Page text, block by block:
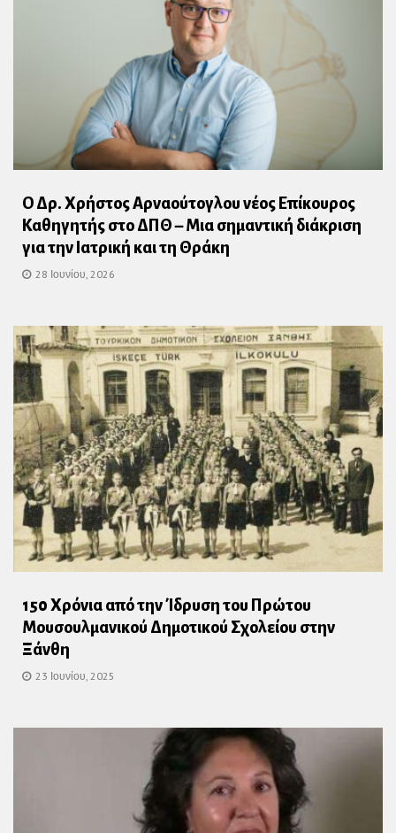
Ο Δρ. Χρήστος Αρναούτογλου νέος Επίκουρος
Καθηγητής στο ΔΠΘ – Μια σημαντική διάκριση
για την Ιατρική και τη Θράκη
28 Ιουνίου, 2026
150 Χρόνια από την Ίδρυση του Πρώτου
Μουσουλμανικού Δημοτικού Σχολείου στην
Ξάνθη
23 Ιουνίου, 2025